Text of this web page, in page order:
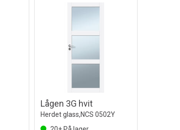
Lågen 3G hvit
Herdet glass,NCS 0502Y